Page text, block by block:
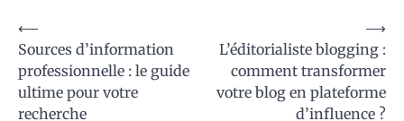
Navigation
de
l’article
⟵
Sources d’information
professionnelle : le guide
ultime pour votre
recherche
L’éditorialiste blogging :
comment transformer
votre blog en plateforme
d’influence ?
⟶